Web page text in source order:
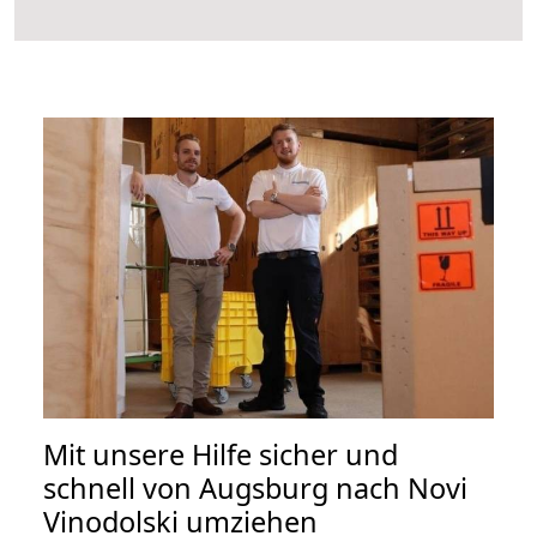
Mit unsere Hilfe sicher und
schnell von Augsburg nach Novi
Vinodolski umziehen